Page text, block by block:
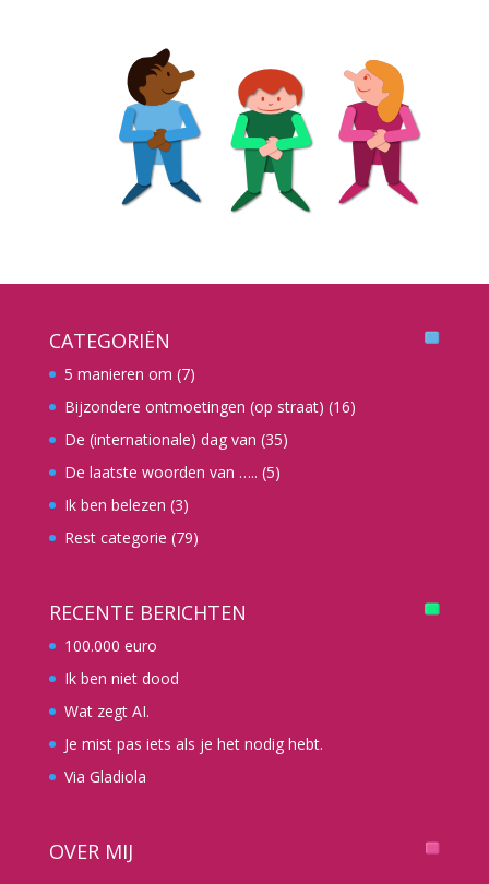
CATEGORIËN
5 manieren om (7)
Bijzondere ontmoetingen (op straat) (16)
De (internationale) dag van (35)
De laatste woorden van ….. (5)
Ik ben belezen (3)
Rest categorie (79)
RECENTE BERICHTEN
100.000 euro
Ik ben niet dood
Wat zegt AI.
Je mist pas iets als je het nodig hebt.
Via Gladiola
OVER MIJ